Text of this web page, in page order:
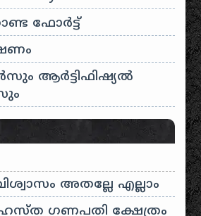
ഫോർട്ട്
ആർട്ടിഫിഷ്യൽ
അതല്ലേ എല്ലാം
ഗണപതി ക്ഷേത്രം